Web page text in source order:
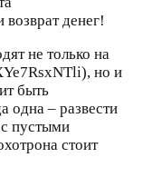
не только на
но и
быть
одна – развести
пустыми
стоит